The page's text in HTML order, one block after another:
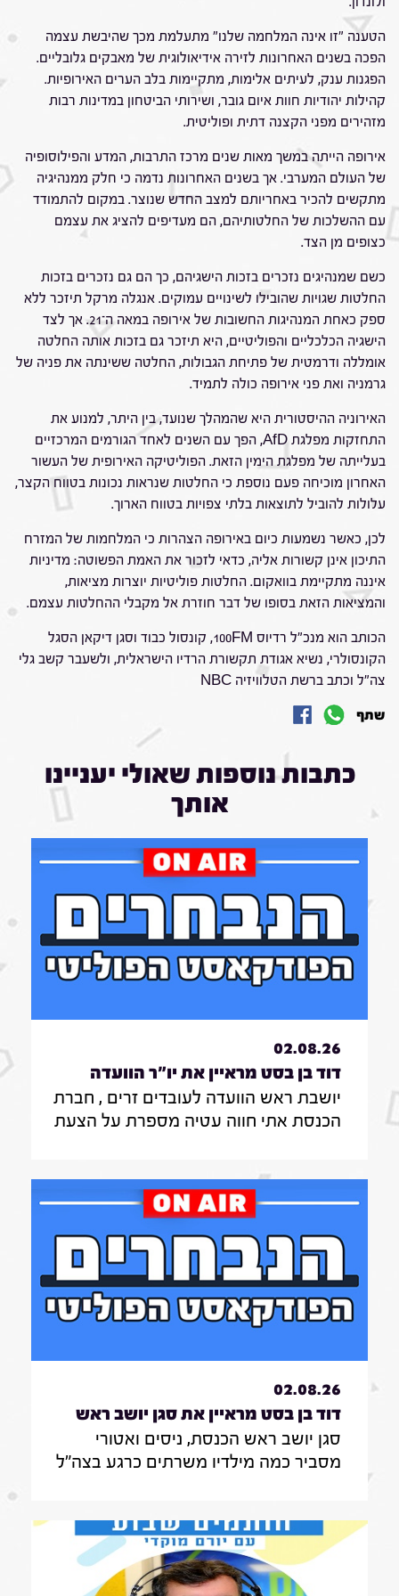
הטענה "זו אינה המלחמה שלנו" מתעלמת מכך שהיבשת עצמה
הפכה בשנים האחרונות לזירה אידיאולוגית של מאבקים גלובליים.
הפגנות ענק, לעיתים אלימות, מתקיימות בלב הערים האירופיות.
קהילות יהודיות חוות איום גובר, ושירותי הביטחון במדינות רבות
מזהירים מפני הקצנה דתית ופוליטית.
אירופה הייתה במשך מאות שנים מרכז התרבות, המדע והפילוסופיה
של העולם המערבי. אך בשנים האחרונות נדמה כי חלק ממנהיגיה
מתקשים להכיר באחריותם למצב החדש שנוצר. במקום להתמודד
עם ההשלכות של החלטותיהם, הם מעדיפים להציג את עצמם
כצופים מן הצד.
כשם שמנהיגים נזכרים בזכות הישגיהם, כך הם גם נזכרים בזכות
החלטות שגויות שהובילו לשינויים עמוקים. אנגלה מרקל תיזכר ללא
ספק כאחת המנהיגות החשובות של אירופה במאה ה־21. אך לצד
הישגיה הכלכליים והפוליטיים, היא תיזכר גם בזכות אותה החלטה
אומללה ודרמטית של פתיחת הגבולות, החלטה ששינתה את פניה של
גרמניה ואת פני אירופה כולה לתמיד.
האירוניה ההיסטורית היא שהמהלך שנועד, בין היתר, למנוע את
התחזקות מפלגת AfD, הפך עם השנים לאחד הגורמים המרכזיים
בעלייתה של מפלגת הימין הזאת. הפוליטיקה האירופית של העשור
האחרון מוכיחה פעם נוספת כי החלטות שנראות נכונות בטווח הקצר,
עלולות להוביל לתוצאות בלתי צפויות בטווח הארוך.
לכן, כאשר נשמעות כיום באירופה הצהרות כי המלחמות של המזרח
התיכון אינן קשורות אליה, כדאי לזכור את האמת הפשוטה: מדיניות
איננה מתקיימת בוואקום. החלטות פוליטיות יוצרות מציאות,
והמציאות הזאת בסופו של דבר חוזרת אל מקבלי ההחלטות עצמם.
הכותב הוא מנכ"ל רדיוס 100FM, קונסול כבוד וסגן דיקאן הסגל
הקונסולרי, נשיא אגודת תקשורת הרדיו הישראלית, ולשעבר קשב גלי
צה"ל וכתב ברשת הטלוויזיה NBC
שתף
כתבות נוספות שאולי יעניינו
אותך
02.08.26
דוד בן בסט מראיין את יו"ר הוועדה
לעובדים זרים , חברת הכנסת אתי חווה
עטיה|31.7.26
יושבת ראש הוועדה לעובדים זרים , חברת
הכנסת אתי חווה עטיה מספרת על הצעת
עובד זר בסיעוד לבני 85 ומעלה ומה מניע
אותה בעשייה הפרלמנטרית
02.08.26
דוד בן בסט מראיין את סגן יושב ראש
הכנסת, ניסים ואטורי|31.7.26
סגן יושב ראש הכנסת, ניסים ואטורי
מסביר כמה מילדיו משרתים כרגע בצה"ל
הוא רוצה להיות בממשלה הבאה